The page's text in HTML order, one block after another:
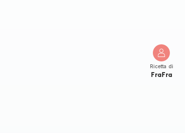
Ricetta di
FraFra